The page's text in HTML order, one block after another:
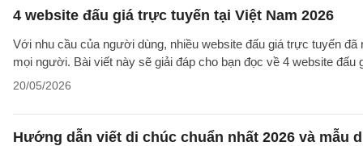
4 website đấu giá trực tuyến tại Việt Nam 2026
Với nhu cầu của người dùng, nhiều website đấu giá trực tuyến
mọi người. Bài viết này sẽ giải đáp cho bạn đọc về 4 website đấu
20/05/2026
Hướng dẫn viết di chúc chuẩn nhất 2026 và mẫu